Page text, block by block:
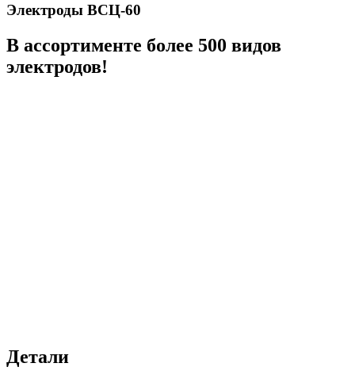
Электроды ВСЦ-60
В ассортименте более 500 видов
электродов!
Детали